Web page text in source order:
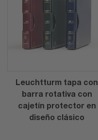
Leuchtturm tapa con
barra rotativa con
cajetín protector en
diseño clásico